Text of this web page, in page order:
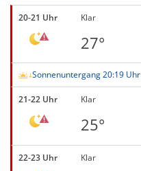
20-21 Uhr Klar
27°
Sonnenuntergang 20:19 Uhr
21-22 Uhr Klar
25°
22-23 Uhr Klar